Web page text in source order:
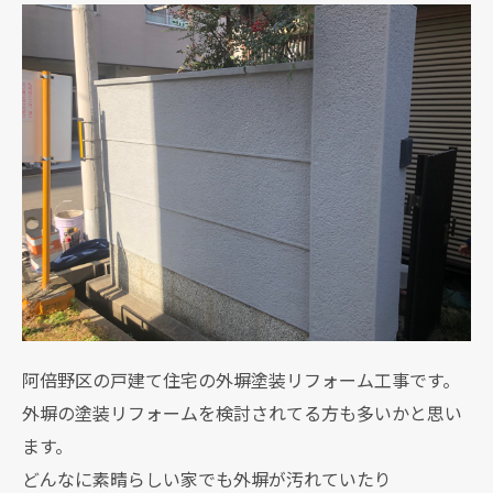
阿倍野区の戸建て住宅の外塀塗装リフォーム工事です。
外塀の塗装リフォームを検討されてる方も多いかと思い
ます。
どんなに素晴らしい家でも外塀が汚れていたり